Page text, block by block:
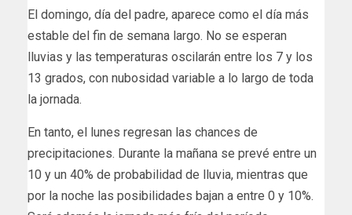
El domingo, día del padre, aparece como el día más
estable del fin de semana largo. No se esperan
lluvias y las temperaturas oscilarán entre los 7 y los
13 grados, con nubosidad variable a lo largo de toda
la jornada.
En tanto, el lunes regresan las chances de
precipitaciones. Durante la mañana se prevé entre un
10 y un 40% de probabilidad de lluvia, mientras que
por la noche las posibilidades bajan a entre 0 y 10%.